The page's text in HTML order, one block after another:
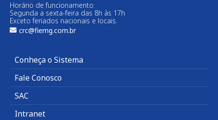
Horário de funcionamento:
Segunda a sexta-feira das 8h às 17h
Exceto feriados nacionais e locais.
crc@fiemg.com.br
Conheça o Sistema
Fale Conosco
SAC
Intranet